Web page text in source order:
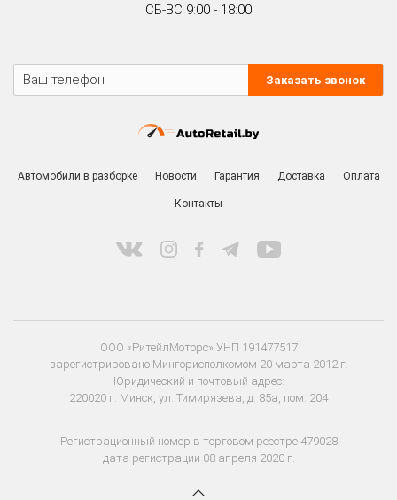
СБ-ВС 9:00 - 18:00
Заказать звонок
Автомобили в разборке Новости Гарантия Доставка Оплата
Контакты
ООО «РитейлМоторс» УНП 191477517
зарегистрировано Мингорисполкомом 20 марта 2012 г.
Юридический и почтовый адрес:
220020 г. Минск, ул. Тимирязева, д. 85а, пом. 204
Регистрационный номер в торговом реестре 479028
дата регистрации 08 апреля 2020 г.